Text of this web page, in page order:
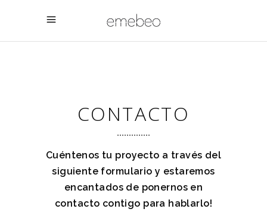
CONTACTO
Cuéntenos tu proyecto a través del
siguiente formulario y estaremos
encantados de ponernos en
contacto contigo para hablarlo!